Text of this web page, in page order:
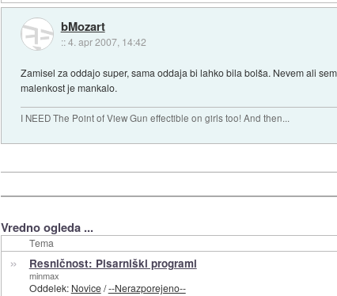
bMozart
::4. apr 2007, 14:42
Zamisel za oddajo super, sama oddaja bi lahko bila bolša. Nevem ali
malenkost je mankalo.
I NEED The Point of View Gun effectible on girls too! And then...
Vredno ogleda ...
Tema
» Resničnost: Pisarniški programi
minmax
Oddelek: Novice/--Nerazporejeno--